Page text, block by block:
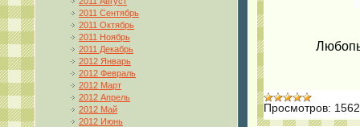
2011 Сентябрь
2011 Октябрь
2011 Ноябрь
2011 Декабрь
2012 Январь
2012 Февраль
2012 Март
2012 Апрель
2012 Май
2012 Июнь
Просмотров: 1562